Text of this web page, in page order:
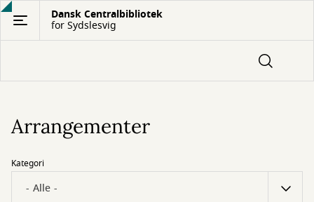
Gå
hovedindhold
Dansk Centralbibliotek
for Sydslesvig
Arrangementer
Kategori